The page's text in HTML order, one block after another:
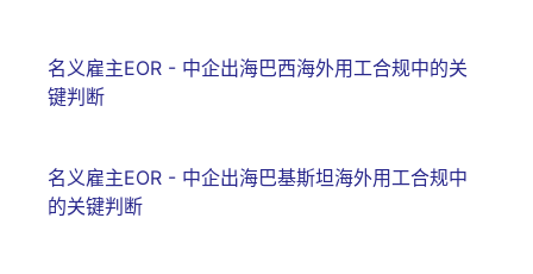
名义雇主EOR - 中企出海巴西海外用工合规中的关
键判断
名义雇主EOR - 中企出海巴基斯坦海外用工合规中
的关键判断